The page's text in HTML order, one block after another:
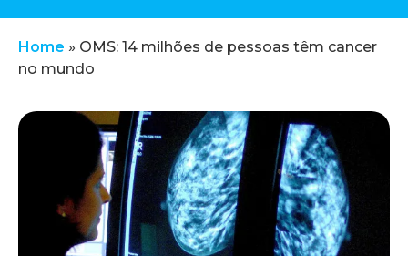
Home » OMS: 14 milhões de pessoas têm cancer
no mundo